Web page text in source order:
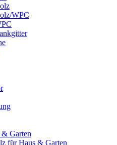
WPC
Garten
für Haus & Garten